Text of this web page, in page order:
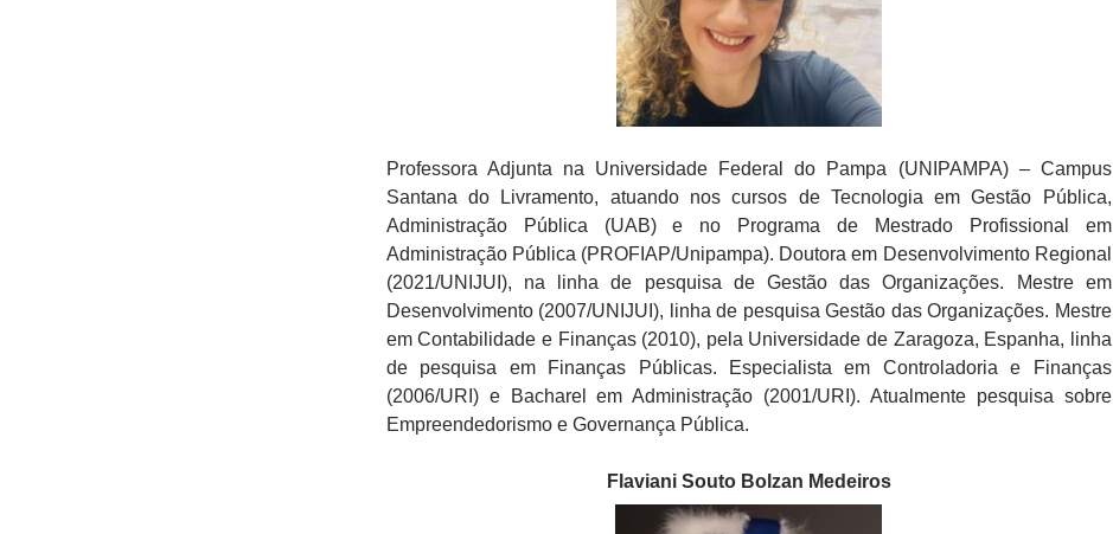
Professora Adjunta na Universidade Federal do Pampa (UNIPAMPA) – Campus
Santana do Livramento, atuando nos cursos de Tecnologia em Gestão Pública,
Administração Pública (UAB) e no Programa de Mestrado Profissional em
Administração Pública (PROFIAP/Unipampa). Doutora em Desenvolvimento Regional
(2021/UNIJUI), na linha de pesquisa de Gestão das Organizações. Mestre em
Desenvolvimento (2007/UNIJUI), linha de pesquisa Gestão das Organizações. Mestre
em Contabilidade e Finanças (2010), pela Universidade de Zaragoza, Espanha, linha
de pesquisa em Finanças Públicas. Especialista em Controladoria e Finanças
(2006/URI) e Bacharel em Administração (2001/URI). Atualmente pesquisa sobre
Empreendedorismo e Governança Pública.
Flaviani Souto Bolzan Medeiros